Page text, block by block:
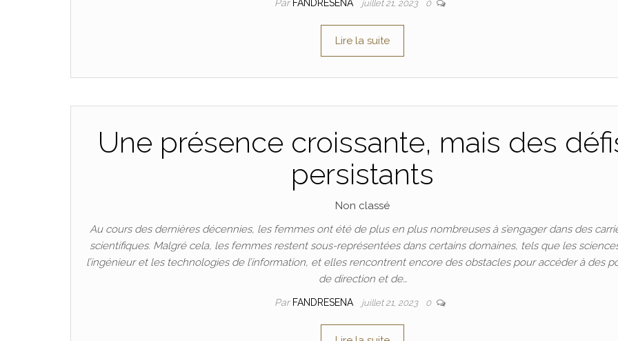
Par FANDRESENA juillet 21, 2023 0
Lire la suite
Une présence croissante, mais des
persistants
Non classé
Au cours des dernières décennies, les femmes ont été de plus en plus nombreuses à s’engager dans des
scientifiques. Malgré cela, les femmes restent sous-représentées dans certains domaines, tels que les
l’ingénieur et les technologies de l’information, et elles rencontrent encore des obstacles pour accéder à des
de direction et de…
Par FANDRESENA juillet 21, 2023 0